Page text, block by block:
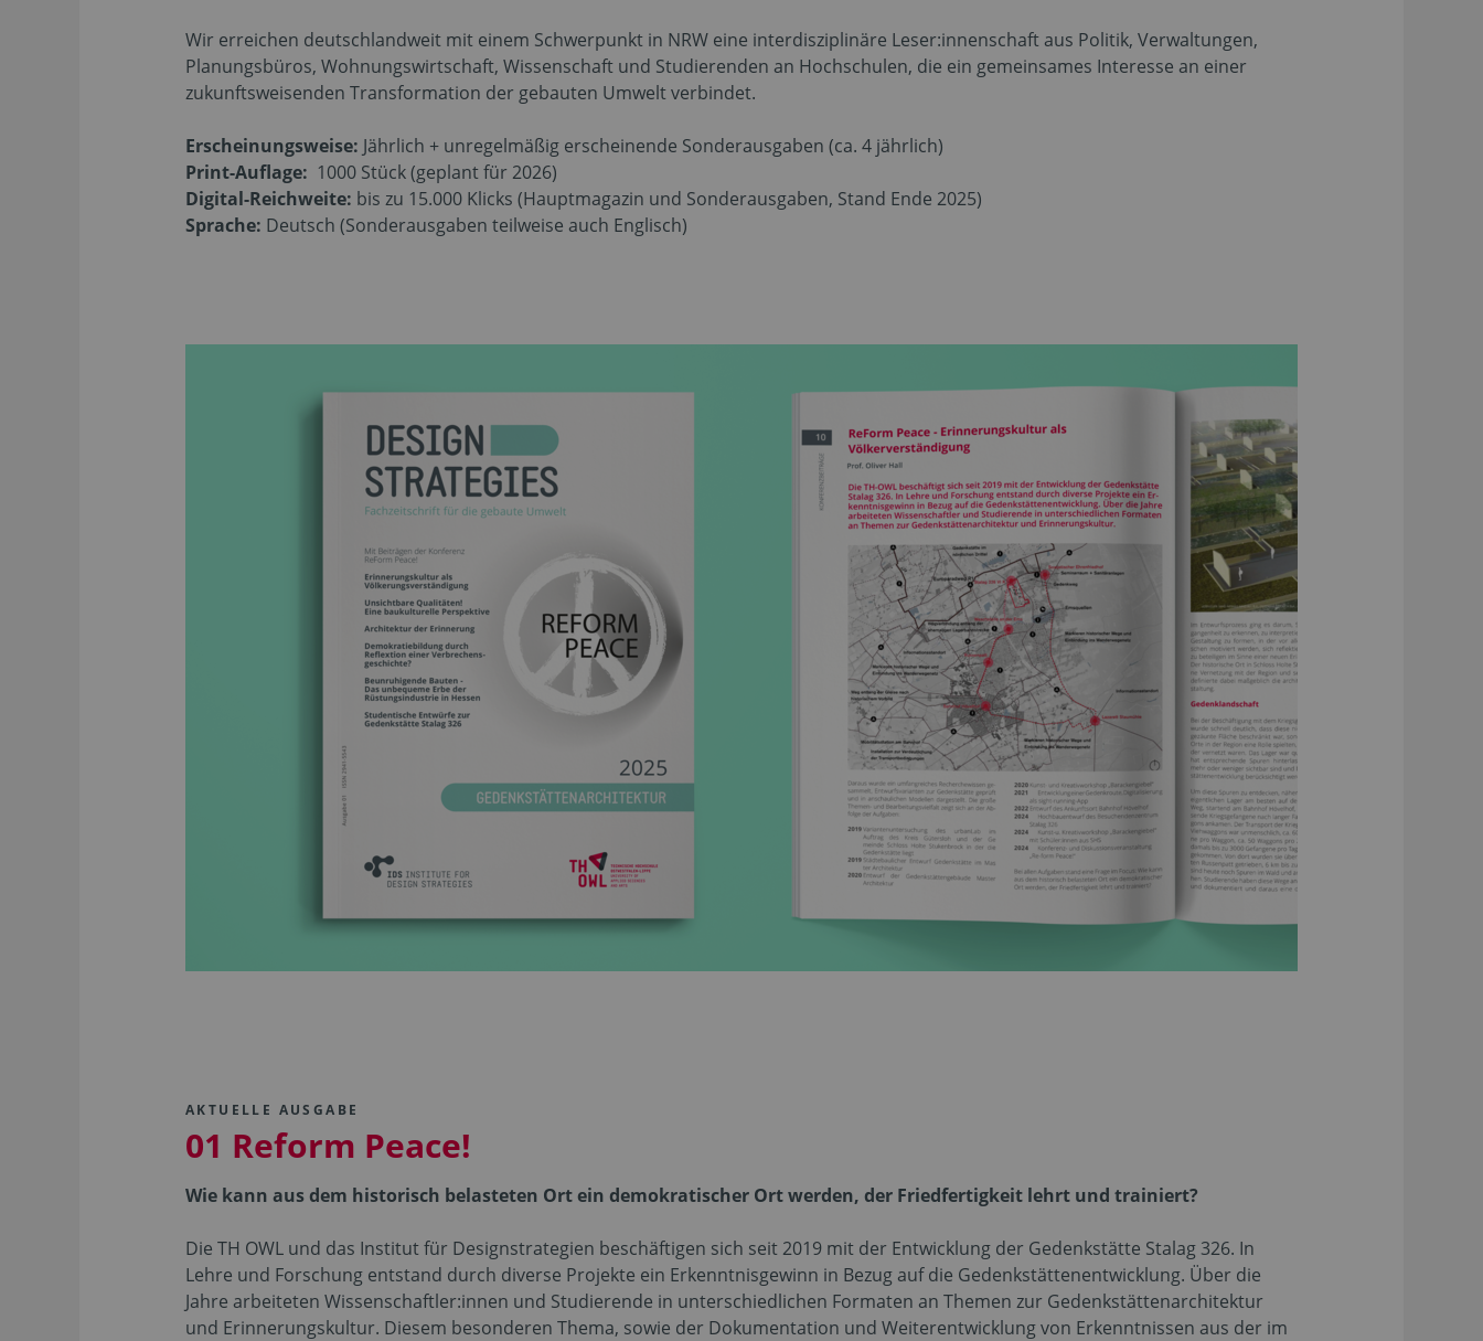
Wir erreichen deutschlandweit mit einem Schwerpunkt in NRW eine interdisziplinäre Leser:innenschaft aus Politik, Verwaltungen,
Planungsbüros, Wohnungswirtschaft, Wissenschaft und Studierenden an Hochschulen, die ein gemeinsames Interesse an einer
zukunftsweisenden Transformation der gebauten Umwelt verbindet.
Erscheinungsweise: Jährlich + unregelmäßig erscheinende Sonderausgaben (ca. 4 jährlich)
Print-Auflage: 1000 Stück (geplant für 2026)
Digital-Reichweite: bis zu 15.000 Klicks (Hauptmagazin und Sonderausgaben, Stand Ende 2025)
Sprache: Deutsch (Sonderausgaben teilweise auch Englisch)
AKTUELLE AUSGABE
01 Reform Peace!
Wie kann aus dem historisch belasteten Ort ein demokratischer Ort werden, der Friedfertigkeit lehrt und trainiert?
Die TH OWL und das Institut für Designstrategien beschäftigen sich seit 2019 mit der Entwicklung der Gedenkstätte Stalag 326. In
Lehre und Forschung entstand durch diverse Projekte ein Erkenntnisgewinn in Bezug auf die Gedenkstättenentwicklung. Über die
Jahre arbeiteten Wissenschaftler:innen und Studierende in unterschiedlichen Formaten an Themen zur Gedenkstättenarchitektur
und Erinnerungskultur. Diesem besonderen Thema, sowie der Dokumentation und Weiterentwicklung von Erkenntnissen aus der im